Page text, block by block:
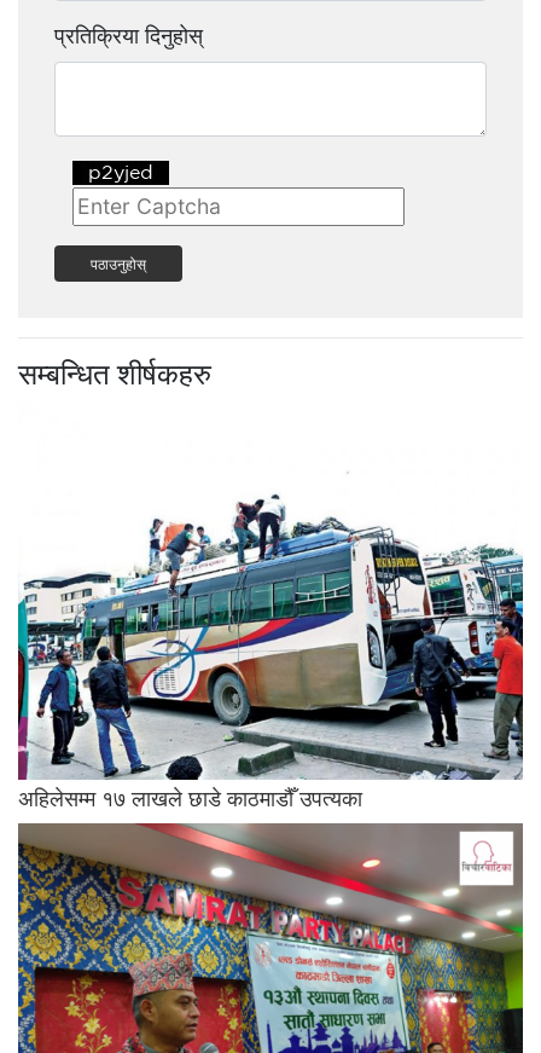
प्रतिक्रिया दिनुहोस्
पठाउनुहोस्
सम्बन्धित शीर्षकहरु
अहिलेसम्म १७ लाखले छाडे काठमाडौँ उपत्यका